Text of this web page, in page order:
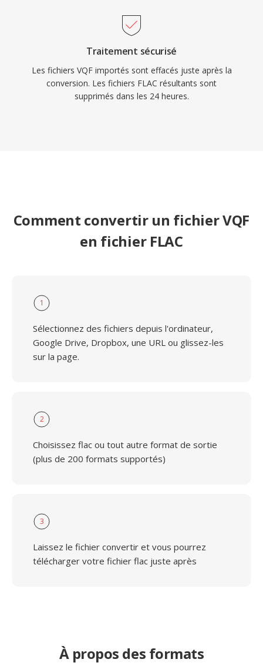
Traitement sécurisé
Les fichiers VQF importés sont effacés juste après la
conversion. Les fichiers FLAC résultants sont
supprimés dans les 24 heures.
Comment convertir un fichier VQF
en fichier FLAC
1
Sélectionnez des fichiers depuis l'ordinateur,
Google Drive, Dropbox, une URL ou glissez-les
sur la page.
2
Choisissez flac ou tout autre format de sortie
(plus de 200 formats supportés)
3
Laissez le fichier convertir et vous pourrez
télécharger votre fichier flac juste après
À propos des formats